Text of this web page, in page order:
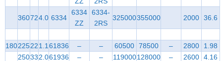
360724.0 6334
6334
ZZ
6334-
2RS
325000355000 2000 36.6
180225221.161836 – – 60500 78500 – 2800
1.98
250332.061936 – – 119000128000 – 2600 4.16